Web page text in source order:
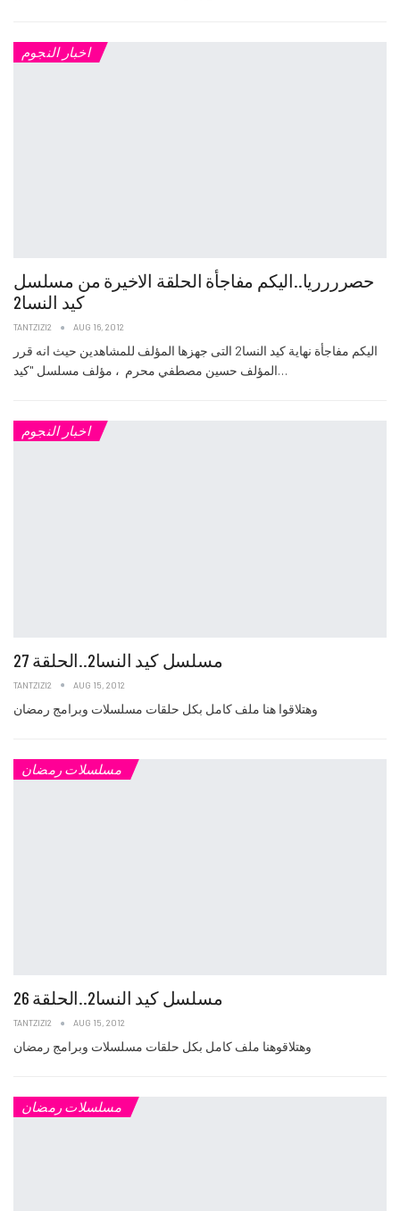
اخبار النجوم
حصرررريا..اليكم مفاجأة الحلقة الاخيرة من مسلسل
كيد النسا2
TANTZIZI2 AUG 16, 2012
اليكم مفاجأة نهاية كيد النسا2 التى جهزها المؤلف للمشاهدين حيث انه قرر
المؤلف حسين مصطفي محرم ، مؤلف مسلسل "كيد…
اخبار النجوم
مسلسل كيد النسا2..الحلقة 27
TANTZIZI2 AUG 15, 2012
وهتلاقوا هنا ملف كامل بكل حلقات مسلسلات وبرامج رمضان
مسلسلات رمضان
مسلسل كيد النسا2..الحلقة 26
TANTZIZI2 AUG 15, 2012
وهتلاقوهنا ملف كامل بكل حلقات مسلسلات وبرامج رمضان
مسلسلات رمضان